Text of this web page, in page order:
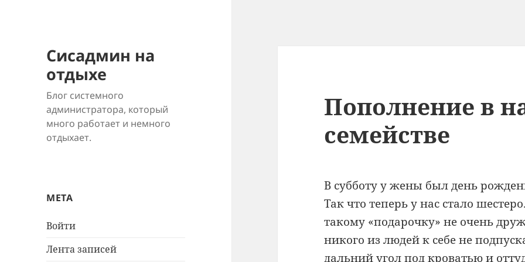
Сисадмин на
отдыхе
Блог системного
администратора, который
много работает и немного
отдыхает.
МЕТА
Войти
Лента записей
Пополнение в
семействе
В субботу у жены был день
Так что теперь у нас стало
такому «подарочку» не очень
никого из людей к себе не
дальний угол под кроватью и